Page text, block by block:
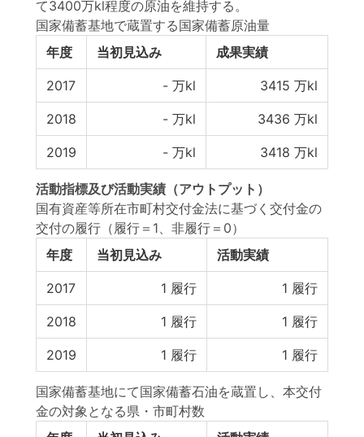
て3400万kl程度の原油を維持する。
国家備蓄基地で蔵置する国家備蓄原油量
年度
当初見込み 成果実績
2017 - 万kl 3415 万kl
2018 - 万kl 3436 万kl
2019 - 万kl 3418 万kl
活動指標及び活動実績 （アウトプット）
国有資産等所在市町村交付金法に基づく交付金の
交付の履行（履行＝1、非履行＝0）
年度
当初見込み 活動実績
2017 1 履行 1 履行
2018 1 履行 1 履行
2019 1 履行 1 履行
国家備蓄基地にて国家備蓄石油を蔵置し、本交付
金の対象となる県・市町村数